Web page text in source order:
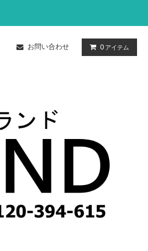
お問い合わせ 0 アイテム